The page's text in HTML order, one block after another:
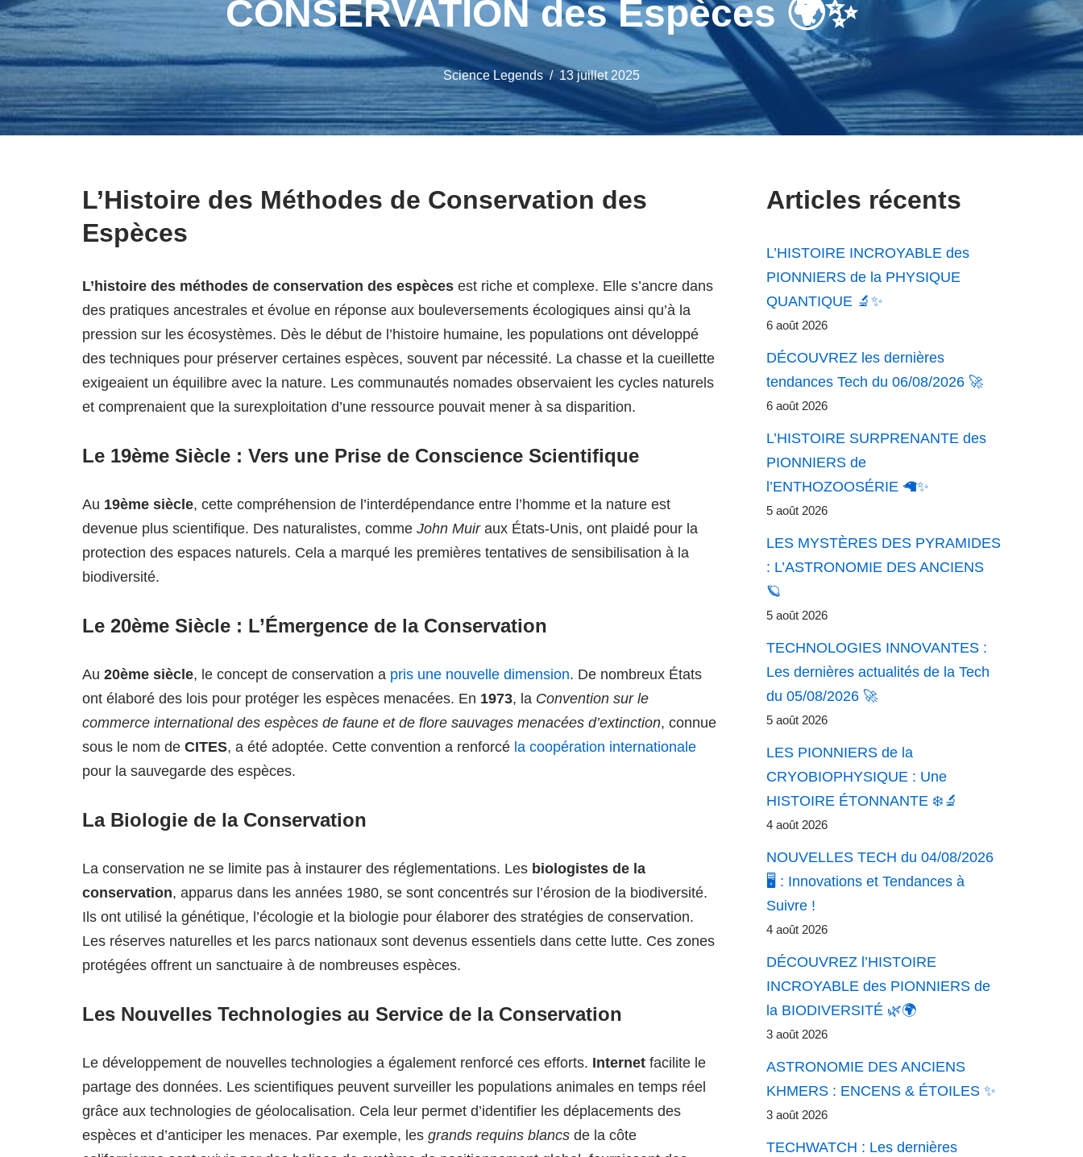
CONSERVATION des Espèces 🌍✨
Science Legends 13 juillet 2025
L’Histoire des Méthodes de Conservation des
Espèces
L’histoire des méthodes de conservation des espèces est riche et complexe. Elle s’ancre dans
des pratiques ancestrales et évolue en réponse aux bouleversements écologiques ainsi qu’à la
pression sur les écosystèmes. Dès le début de l’histoire humaine, les populations ont développé
des techniques pour préserver certaines espèces, souvent par nécessité. La chasse et la cueillette
exigeaient un équilibre avec la nature. Les communautés nomades observaient les cycles naturels
et comprenaient que la surexploitation d’une ressource pouvait mener à sa disparition.
Le 19ème Siècle : Vers une Prise de Conscience Scientifique
Au 19ème siècle, cette compréhension de l’interdépendance entre l’homme et la nature est
devenue plus scientifique. Des naturalistes, comme John Muiraux États-Unis, ont plaidé pour la
protection des espaces naturels. Cela a marqué les premières tentatives de sensibilisation à la
biodiversité.
Le 20ème Siècle : L’Émergence de la Conservation
Au 20ème siècle, le concept de conservation a pris une nouvelle dimension. De nombreux États
ont élaboré des lois pour protéger les espèces menacées. En 1973, la Convention sur le
commerce international des espèces de faune et de flore sauvages menacées d’extinction, connue
sous le nom de CITES, a été adoptée. Cette convention a renforcé la coopération internationale
pour la sauvegarde des espèces.
La Biologie de la Conservation
La conservation ne se limite pas à instaurer des réglementations. Les biologistes de la
conservation, apparus dans les années 1980, se sont concentrés sur l’érosion de la biodiversité.
Ils ont utilisé la génétique, l’écologie et la biologie pour élaborer des stratégies de conservation.
Les réserves naturelles et les parcs nationaux sont devenus essentiels dans cette lutte. Ces zones
protégées offrent un sanctuaire à de nombreuses espèces.
Les Nouvelles Technologies au Service de la Conservation
Le développement de nouvelles technologies a également renforcé ces efforts. Internet facilite le
partage des données. Les scientifiques peuvent surveiller les populations animales en temps réel
grâce aux technologies de géolocalisation. Cela leur permet d’identifier les déplacements des
espèces et d’anticiper les menaces. Par exemple, les grands requins blancs de la côte
Articles récents
L’HISTOIRE INCROYABLE des
PIONNIERS de la PHYSIQUE
QUANTIQUE 🔬✨
6 août 2026
DÉCOUVREZ les dernières
tendances Tech du 06/08/2026 🚀
6 août 2026
L’HISTOIRE SURPRENANTE des
PIONNIERS de
l’ENTHOZOOSÉRIE 🦙✨
5 août 2026
LES MYSTÈRES DES PYRAMIDES
: L’ASTRONOMIE DES ANCIENS
🪐
5 août 2026
TECHNOLOGIES INNOVANTES :
Les dernières actualités de la Tech
du 05/08/2026 🚀
5 août 2026
LES PIONNIERS de la
CRYOBIOPHYSIQUE : Une
HISTOIRE ÉTONNANTE ❄️🔬
4 août 2026
NOUVELLES TECH du 04/08/2026
🖥️ : Innovations et Tendances à
Suivre !
4 août 2026
DÉCOUVREZ l’HISTOIRE
INCROYABLE des PIONNIERS de
la BIODIVERSITÉ 🌿🌍
3 août 2026
ASTRONOMIE DES ANCIENS
KHMERS : ENCENS & ÉTOILES ✨
3 août 2026
TECHWATCH : Les dernières